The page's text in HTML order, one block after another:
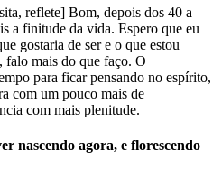
reflete] Bom, depois dos 40 a
a finitude da vida. Espero que eu
gostaria de ser e o que estou
mais do que faço. O
para ficar pensando no espírito,
com um pouco mais de
com mais plenitude.
nascendo agora, e florescendo